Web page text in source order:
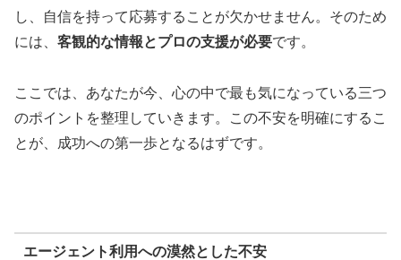
し、自信を持って応募することが欠かせません。そのため
には、 客観的な情報とプロの支援が必要です。
ここでは、あなたが今、心の中で最も気になっている三つ
のポイントを整理していきます。この不安を明確にするこ
とが、成功への第一歩となるはずです。
エージェント利用への漠然とした不安